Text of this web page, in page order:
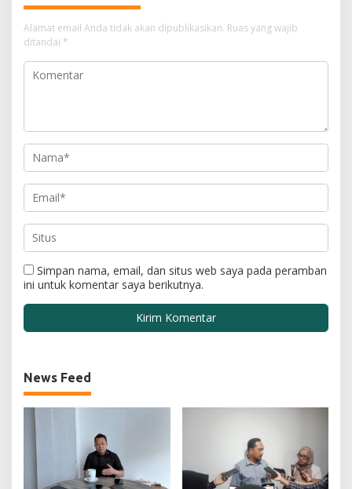
Alamat email Anda tidak akan dipublikasikan. Ruas yang wajib
ditandai *
Simpan nama, email, dan situs web saya pada peramban
ini untuk komentar saya berikutnya.
News Feed